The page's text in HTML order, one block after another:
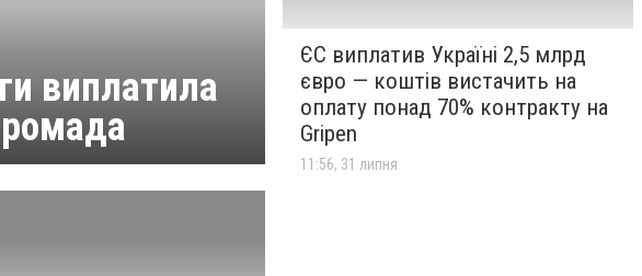
виплатила
ЄС виплатив Україні 2,5 млрд
євро — коштів вистачить на
оплату понад 70% контракту на
Gripen
11:56, 31 липня